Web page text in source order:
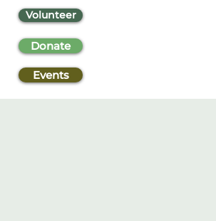
Volunteer
Donate
Events